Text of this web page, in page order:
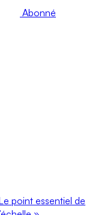
Abonné
point essentiel de